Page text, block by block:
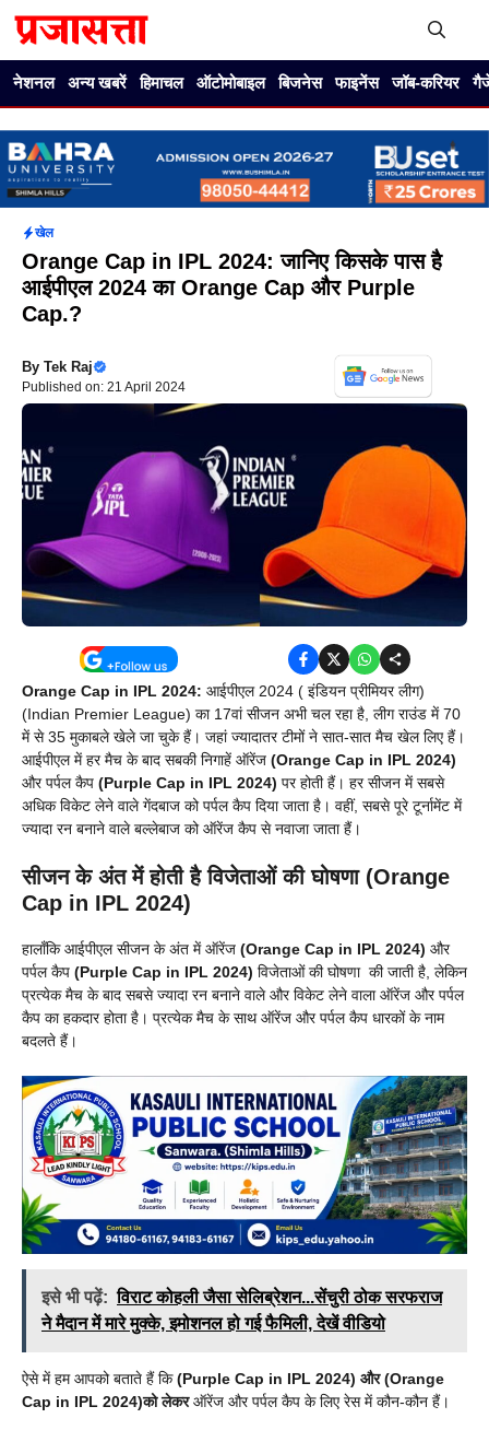
नेशनल अन्य खबरें हिमाचल ऑटोमोबाइल बिजनेस फाइनेंस जॉब-करियर
खेल
Orange Cap in IPL 2024: जानिए किसके पास है
आईपीएल 2024 का Orange Cap और Purple
Cap.?
By Tek Raj
Published on: 21 April 2024
Orange Cap in IPL 2024: आईपीएल 2024 ( इंडियन प्रीमियर लीग)
(Indian Premier League) का 17वां सीजन अभी चल रहा है, लीग राउंड में 70
में से 35 मुकाबले खेले जा चुके हैं। जहां ज्यादातर टीमों ने सात-सात मैच खेल लिए हैं।
आईपीएल में हर मैच के बाद सबकी निगाहें ऑरेंज (Orange Cap in IPL 2024)
और पर्पल कैप (Purple Cap in IPL 2024) पर होती हैं। हर सीजन में सबसे
अधिक विकेट लेने वाले गेंदबाज को पर्पल कैप दिया जाता है। वहीं, सबसे पूरे टूर्नामेंट में
ज्यादा रन बनाने वाले बल्लेबाज को ऑरेंज कैप से नवाजा जाता हैं।
सीजन के अंत में होती है विजेताओं की घोषणा (Orange
Cap in IPL 2024)
हालाँकि आईपीएल सीजन के अंत में ऑरेंज (Orange Cap in IPL 2024) और
पर्पल कैप (Purple Cap in IPL 2024) विजेताओं की घोषणा की जाती है, लेकिन
प्रत्येक मैच के बाद सबसे ज्यादा रन बनाने वाले और विकेट लेने वाला ऑरेंज और पर्पल
कैप का हकदार होता है। प्रत्येक मैच के साथ ऑरेंज और पर्पल कैप धारकों के नाम
बदलते हैं।
इसे भी पढ़ें: विराट कोहली जैसा सेलिब्रेशन...सेंचुरी ठोक सरफराज
ने मैदान में मारे मुक्के, इमोशनल हो गई फैमिली, देखें वीडियो
ऐसे में हम आपको बताते हैं कि(Purple Cap in IPL 2024) और (Orange
Cap in IPL 2024)को लेकरऑरेंज और पर्पल कैप के लिए रेस में कौन-कौन हैं।